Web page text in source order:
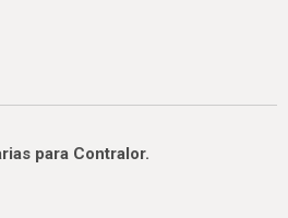
para Contralor.